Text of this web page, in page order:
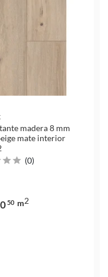
madera 8 mm
mate interior
(0)
50 m2